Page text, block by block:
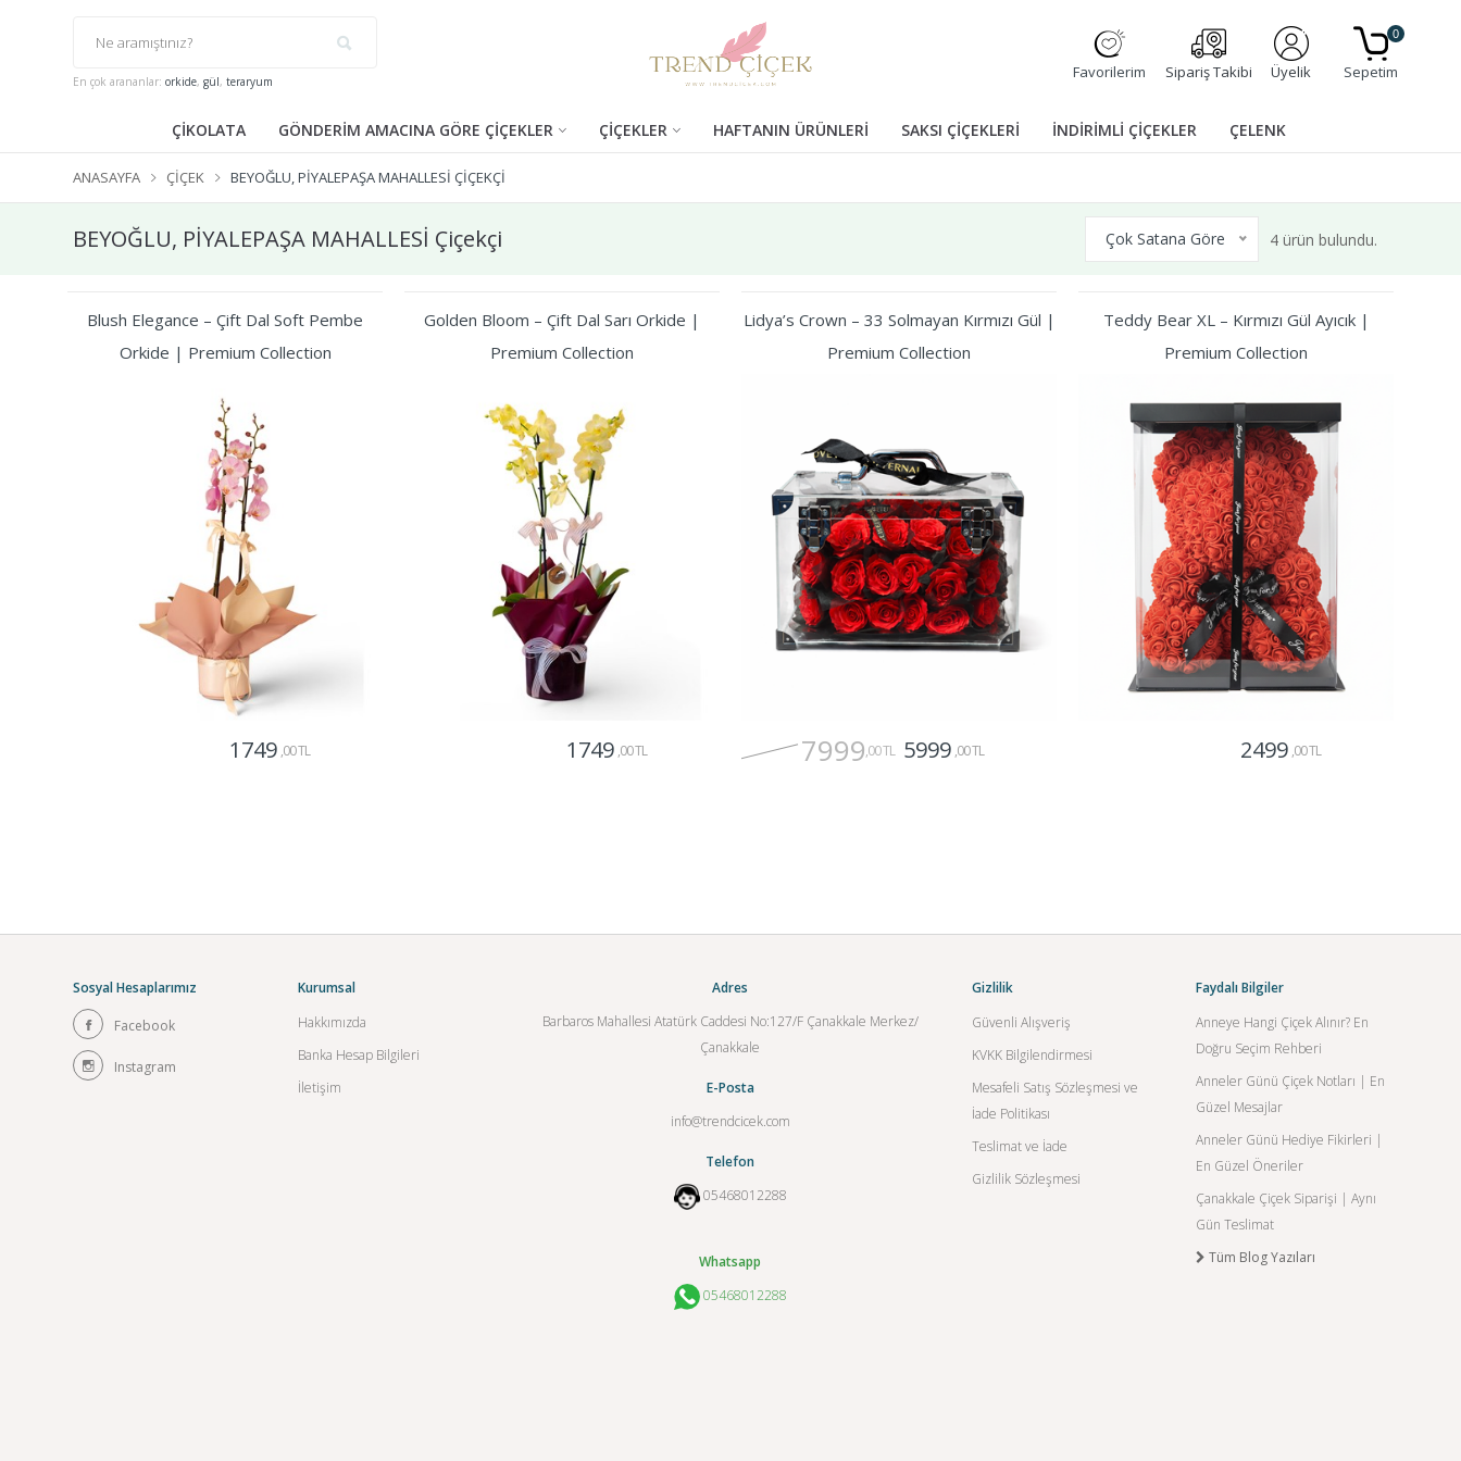
En çok arananlar: orkide, gül, teraryum Favorilerim Sipariş Takibi Üyelik Sepetim
0
ÇİKOLATA GÖNDERİM AMACINA GÖRE ÇİÇEKLER ÇİÇEKLER HAFTANIN ÜRÜNLERİ SAKSI ÇİÇEKLERİ İNDİRİMLİ ÇİÇEKLER ÇELENK
ANASAYFA ÇIÇEK BEYOĞLU, PİYALEPAŞA MAHALLESİ ÇIÇEKÇI
BEYOĞLU, PİYALEPAŞA MAHALLESİ Çiçekçi Çok Satana Göre 4 ürün bulundu.
Blush Elegance – Çift Dal Soft Pembe
Orkide | Premium Collection
1749 ,00 TL
Golden Bloom – Çift Dal Sarı Orkide |
Premium Collection
1749 ,00 TL
Lidya’s Crown – 33 Solmayan Kırmızı Gül |
Premium Collection
7999,00 TL 5999 ,00 TL
Teddy Bear XL – Kırmızı Gül Ayıcık |
Premium Collection
2499 ,00 TL
Sosyal Hesaplarımız
Facebook
Instagram
Kurumsal
Hakkımızda
Banka Hesap Bilgileri
İletişim
Adres
Barbaros Mahallesi Atatürk Caddesi No:127/F Çanakkale Merkez/
Çanakkale
E-Posta
info@trendcicek.com
Telefon
05468012288
Whatsapp
05468012288
Gizlilik
Güvenli Alışveriş
KVKK Bilgilendirmesi
Mesafeli Satış Sözleşmesi ve
İade Politikası
Teslimat ve İade
Gizlilik Sözleşmesi
Faydalı Bilgiler
Anneye Hangi Çiçek Alınır? En
Doğru Seçim Rehberi
Anneler Günü Çiçek Notları | En
Güzel Mesajlar
Anneler Günü Hediye Fikirleri |
En Güzel Öneriler
Çanakkale Çiçek Siparişi | Aynı
Gün Teslimat
Tüm Blog Yazıları